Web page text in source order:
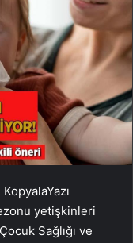
KopyalaYazı
yetişkinleri
Sağlığı ve